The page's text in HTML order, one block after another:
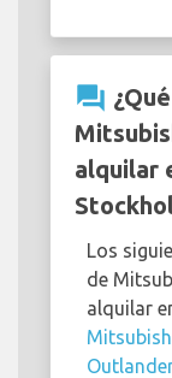
question_answer
alquilar
Los
de
alquilar